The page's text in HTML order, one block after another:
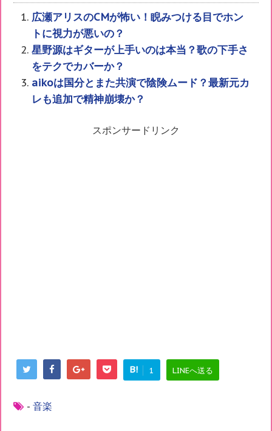
広瀬アリスのCMが怖い！睨みつける目でホン
トに視力が悪いの？
星野源はギターが上手いのは本当？歌の下手さ
をテクでカバーか？
aikoは国分とまた共演で陰険ムード？最新元カ
レも追加で精神崩壊か？
スポンサードリンク
B! 1 LINEへ送る
- 音楽